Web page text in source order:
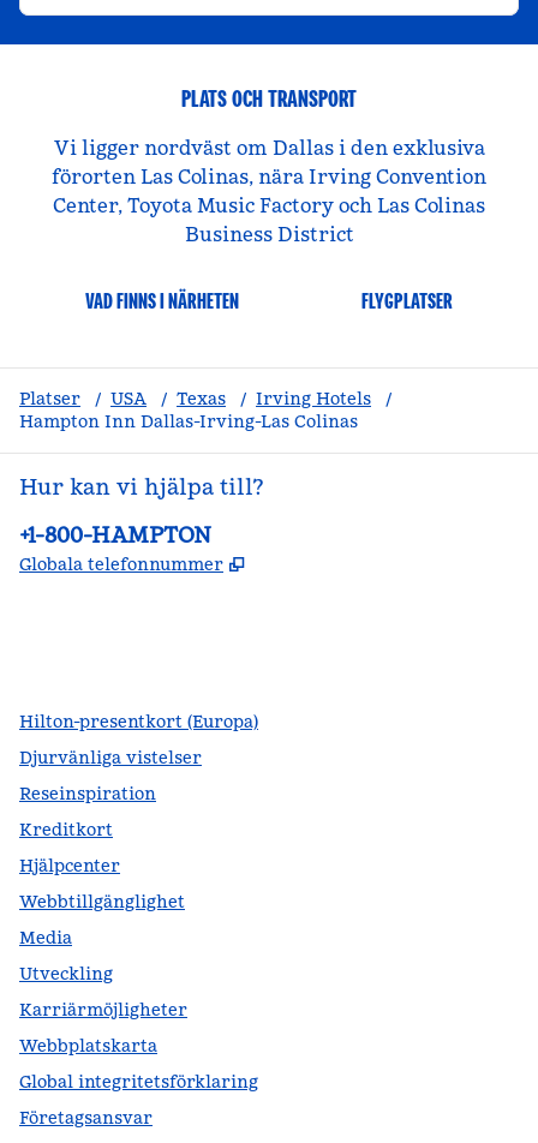
PLATS OCH TRANSPORT
Vi ligger nordväst om Dallas i den exklusiva
förorten Las Colinas, nära Irving Convention
Center, Toyota Music Factory och Las Colinas
Business District
VAD FINNS I NÄRHETEN FLYGPLATSER
Platser / USA / Texas / Irving Hotels
/
Hampton Inn Dallas-Irving-Las Colinas
Hur kan vi hjälpa till?
Telefon:
+1-800-HAMPTON
Globala telefonnummer ,
Hilton-presentkort (Europa)
Djurvänliga vistelser
Reseinspiration
Kreditkort
Hjälpcenter
Webbtillgänglighet
Media
Utveckling
Karriärmöjligheter
Webbplatskarta
Global integritetsförklaring
Företagsansvar